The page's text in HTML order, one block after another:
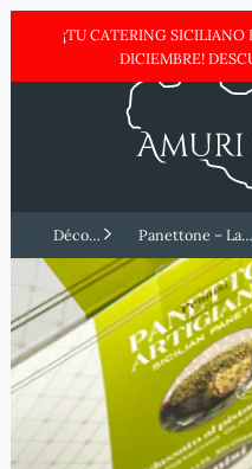
¡TU CATERING SICILIANO
DICIEMBRE!
Découvrez
la
Sicile
Panettone – La
douceur italienne
excellence 🎄🍰